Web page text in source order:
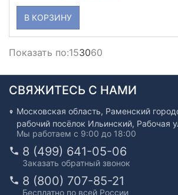
В КОРЗИНУ
Показать по:153060
СВЯЖИТЕСЬ С НАМИ
Московская область, Раменский
рабочий посёлок Ильинский, Рабочая
Мы работаем с 9:00 до 18:00
8 (499) 641-05-06
Заказать обратный звонок
8 (800) 707-85-21
Бесплатно по всей России